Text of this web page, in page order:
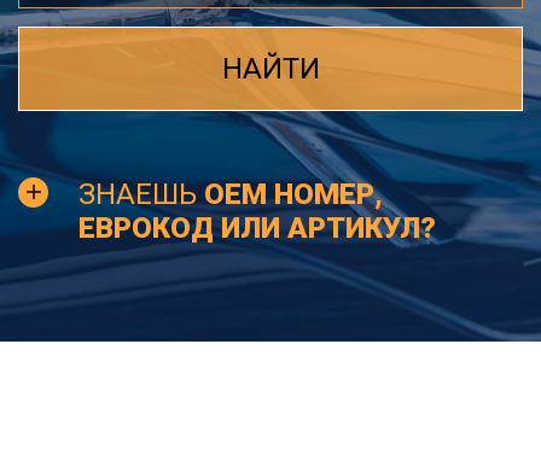
НАЙТИ
ЗНАЕШЬ OEM НОМЕР,
ЕВРОКОД ИЛИ АРТИКУЛ?